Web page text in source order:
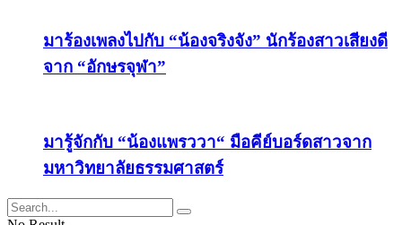
มาร้องเพลงไปกับ “น้องจริงจัง” นักร้องสาวเสียงดี
จาก “อักษรจุฬา”
มารู้จักกับ “น้องแพรววา“ มือคีย์บอร์ดสาวจาก
มหาวิทยาลัยธรรมศาสตร์